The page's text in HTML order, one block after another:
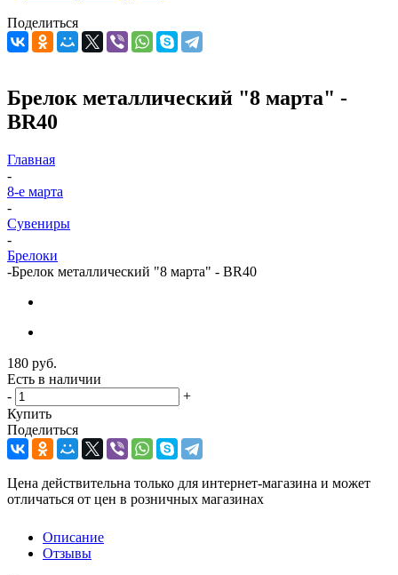
Поделиться
Брелок металлический "8 марта" -
BR40
Главная
-
8-е марта
-
Сувениры
-
Брелоки
-Брелок металлический "8 марта" - BR40
180 руб.
Есть в наличии
-
+
Купить
Поделиться
Цена действительна только для интернет-магазина и может
отличаться от цен в розничных магазинах
Описание
Отзывы